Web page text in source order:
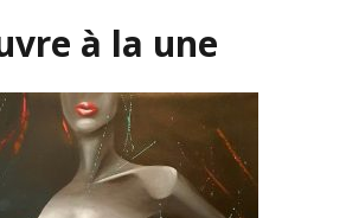
à la une